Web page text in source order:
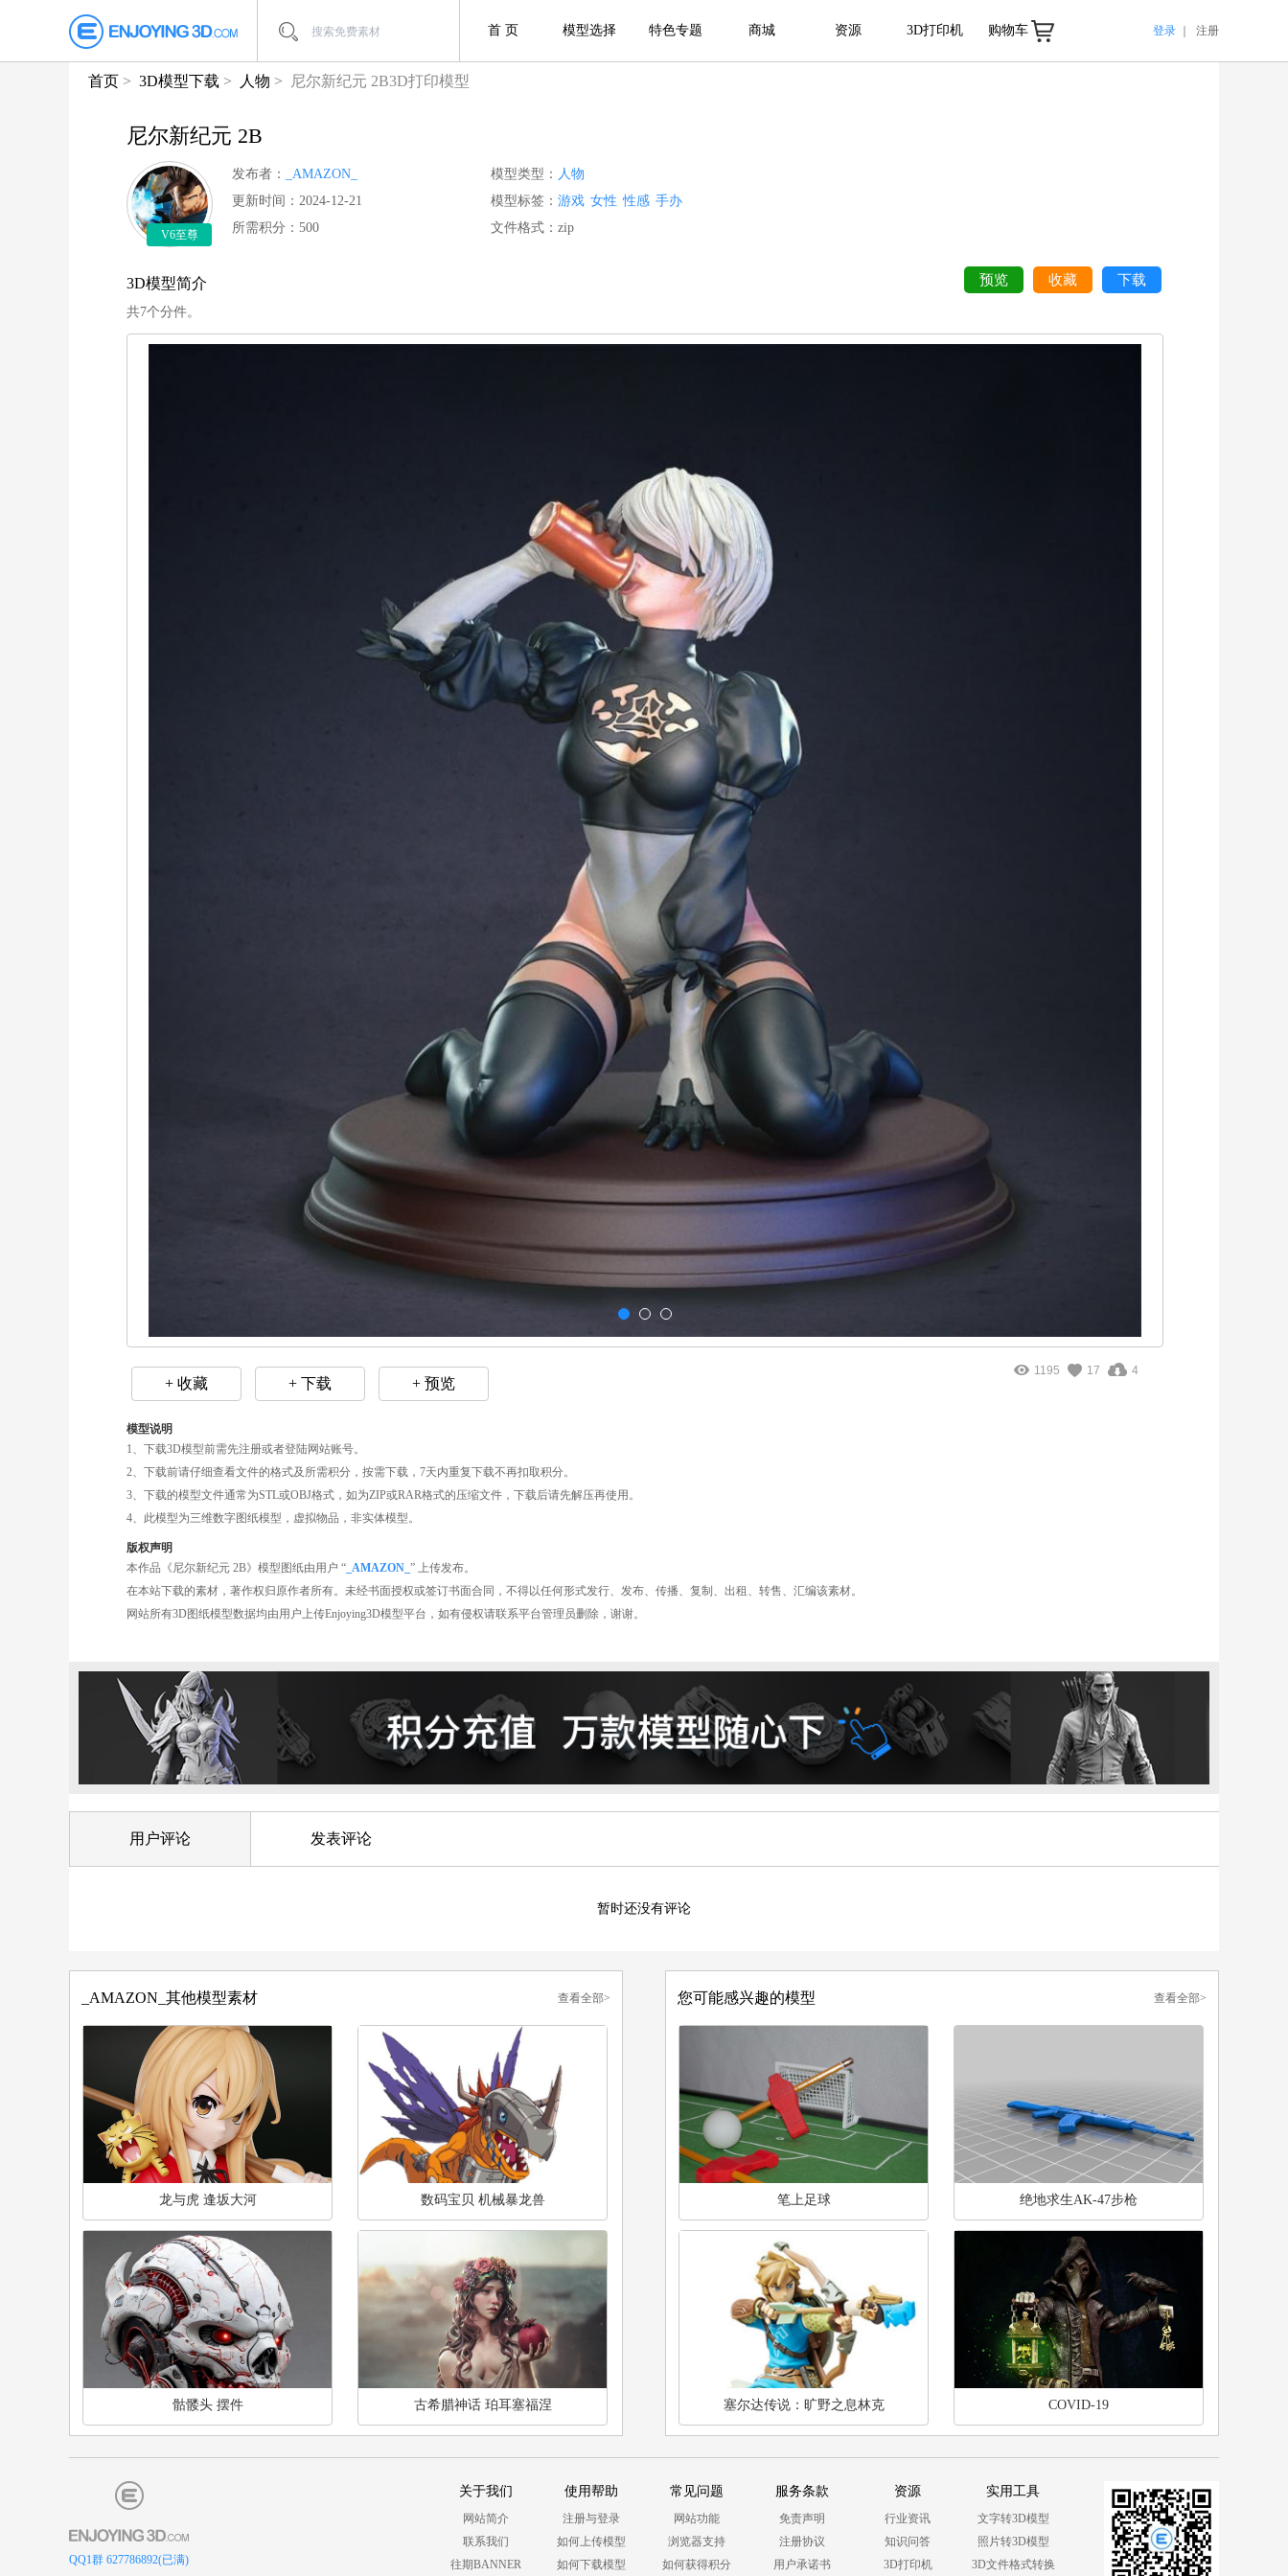
首 页 模型选择 特色专题 商城 资源 3D打印机 购物车 登录 注册
首页 3D模型下载 人物 尼尔新纪元 2B3D打印模型
尼尔新纪元 2B
V6至尊
发布者： _AMAZON_ 模型类型： 人物
更新时间：2024-12-21
模型标签： 游戏 女性 性感 手办
所需积分：500
文件格式：zip
3D模型简介 下载
收藏
预览
共7个分件。
+ 收藏 + 下载 + 预览
1195 17 4
模型说明
1、下载3D模型前需先注册或者登陆网站账号。
2、下载前请仔细查看文件的格式及所需积分，按需下载，7天内重复下载不再扣取积分。
3、下载的模型文件通常为STL或OBJ格式，如为ZIP或RAR格式的压缩文件，下载后请先解压再使用。
4、此模型为三维数字图纸模型，虚拟物品，非实体模型。
版权声明
本作品《尼尔新纪元 2B》模型图纸由用户 “ _AMAZON_ ” 上传发布。
在本站下载的素材，著作权归原作者所有。未经书面授权或签订书面合同，不得以任何形式发行、发布、传播、复制、出租、转售、汇编该素材。
网站所有3D图纸模型数据均由用户上传Enjoying3D模型平台，如有侵权请联系平台管理员删除，谢谢。
用户评论 发表评论
暂时还没有评论
_AMAZON_其他模型素材 查看全部>
龙与虎 逢坂大河 数码宝贝 机械暴龙兽
骷髅头 摆件 古希腊神话 珀耳塞福涅
您可能感兴趣的模型 查看全部>
笔上足球 绝地求生AK-47步枪
塞尔达传说：旷野之息林克 COVID-19
QQ1群 627786892(已满)
关于我们
网站简介
联系我们
往期BANNER
使用帮助
注册与登录
如何上传模型
如何下载模型
常见问题
网站功能
浏览器支持
如何获得积分
服务条款
免责声明
注册协议
用户承诺书
资源
行业资讯
知识问答
3D打印机
实用工具
文字转3D模型
照片转3D模型
3D文件格式转换